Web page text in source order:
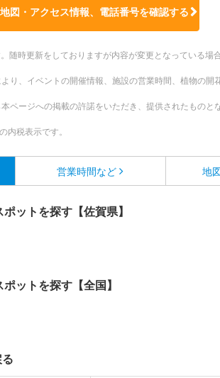
地図・アクセス情報、電話番号を確認する
随時更新をしておりますが内容が変更となっている場
り、イベントの開催情報、施設の営業時間、植物の開
ページへの掲載の許諾をいただき、提供されたものと
税表示です。
営業時間など 地
ットを探す【佐賀県】
ットを探す【全国】